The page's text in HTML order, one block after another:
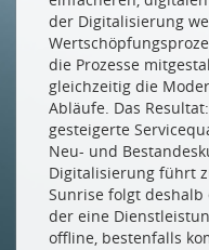
VOM HOMO DIGITALIS
Ludwig Hasler:
Mensch nur als
Stephan Sigrist: Brain
Ausblick: Wir, nur viel
WIE DIGITAL IST DIE
Publikumsumfrage
digital.swiss: Die
der Digitalisierung
die Prozesse
gleichzeitig die
Abläufe. Das
gesteigerte
Neu- und
Digitalisierung führt
Sunrise folgt
der eine
offline, bestenfalls